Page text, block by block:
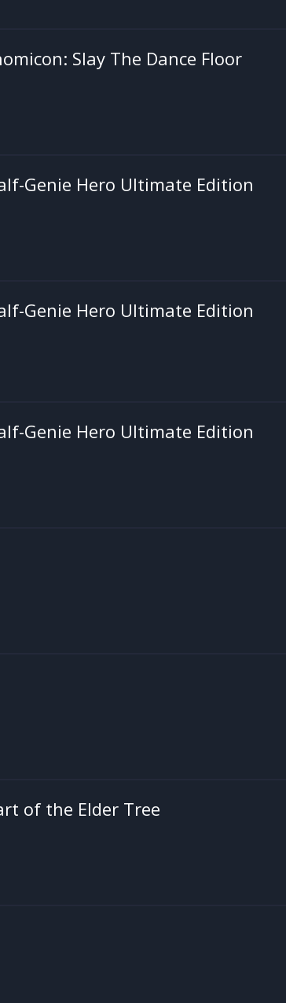
Slay The Dance Floor
Genie Hero Ultimate Edition
Genie Hero Ultimate Edition
Genie Hero Ultimate Edition
of the Elder Tree